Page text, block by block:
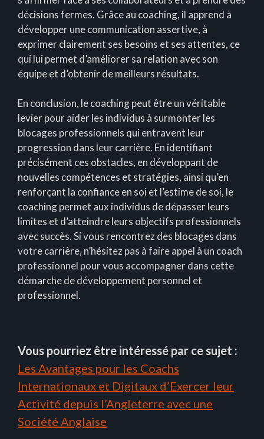
décisions fermes. Grâce au coaching, il apprend à
développer une communication assertive, à
exprimer clairement ses besoins et ses attentes, ce
qui lui permet d’améliorer sa relation avec son
équipe et d’obtenir de meilleurs résultats.
En conclusion, le coaching peut être un véritable
levier pour aider les individus à surmonter les
blocages professionnels qui entravent leur
progression dans leur carrière. En identifiant
précisément ces obstacles, en développant de
nouvelles compétences et stratégies, ainsi qu’en
renforçant la confiance en soi et l’estime de soi, le
coaching permet aux individus de dépasser leurs
limites et d’atteindre leurs objectifs professionnels
avec succès. Si vous rencontrez des blocages dans
votre carrière, n’hésitez pas à faire appel à un coach
professionnel pour vous accompagner dans cette
démarche de développement personnel et
professionnel.
Vous pourriez être intéressé par ce sujet :
Les Avantages pour les Coachs
Internationaux et Digitaux d’Exercer leur
Activité depuis l’Angleterre avec une
Société Anglaise